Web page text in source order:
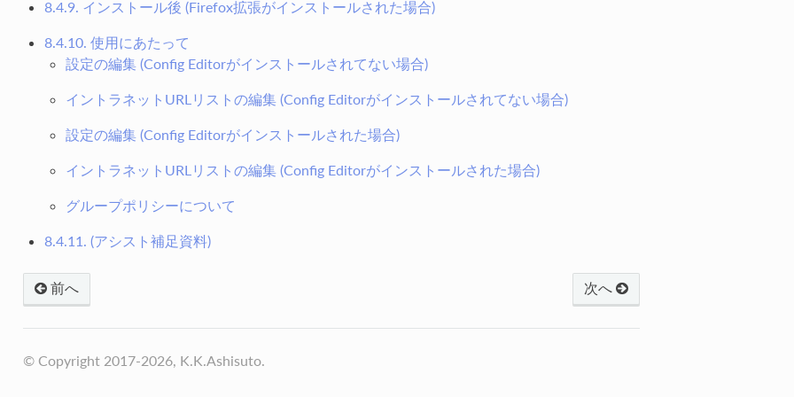
8.4.9. インストール後 (Firefox拡張がインストールされた場合)
8.4.10. 使用にあたって
設定の編集 (Config Editorがインストールされてない場合)
イントラネットURLリストの編集 (Config Editorがインストールされてない場合)
設定の編集 (Config Editorがインストールされた場合)
イントラネットURLリストの編集 (Config Editorがインストールされた場合)
グループポリシーについて
8.4.11. (アシスト補足資料)
次へ
前へ
© Copyright 2017-2026, K.K.Ashisuto.